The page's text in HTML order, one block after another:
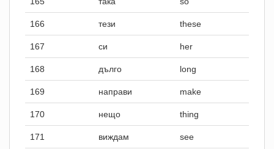
166 тези these
167 си her
168 дълго long
169 направи make
170 нещо thing
171 виждам see